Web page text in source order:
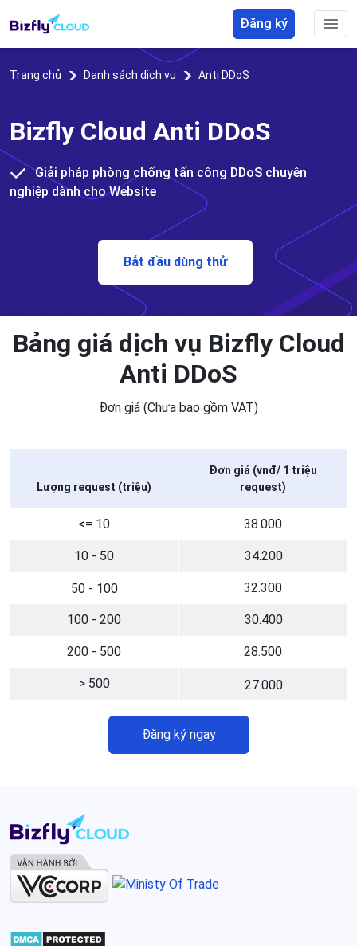
Đăng ký
Trang chủ Danh sách dịch vụ Anti DDoS
Bizfly Cloud Anti DDoS
Giải pháp phòng chống tấn công DDoS chuyên
nghiệp dành cho Website
Bắt đầu dùng thử
Bảng giá dịch vụ Bizfly Cloud
Anti DDoS
Đơn giá (Chưa bao gồm VAT)
Lượng request (triệu)
Đơn giá (vnđ/ 1 triệu
request)
<= 10 38.000
10 - 50 34.200
50 - 100 32.300
100 - 200 30.400
200 - 500 28.500
> 500 27.000
Đăng ký ngay